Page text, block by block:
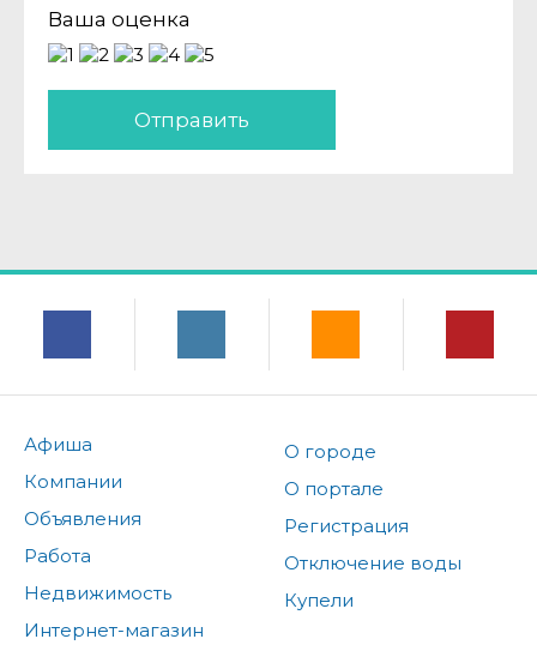
Ваша оценка
Отправить
Афиша
Компании
Объявления
Работа
Недвижимость
Интернет-магазин
О городе
О портале
Регистрация
Отключение воды
Купели